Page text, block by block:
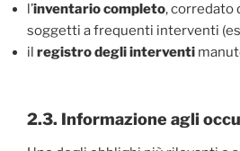
l’inventario completo, corredato
soggetti a frequenti interventi
il registro degli interventi
2.3. Informazione agli